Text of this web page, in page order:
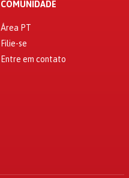
COMUNIDADE
Área PT
Filie-se
Entre em contato